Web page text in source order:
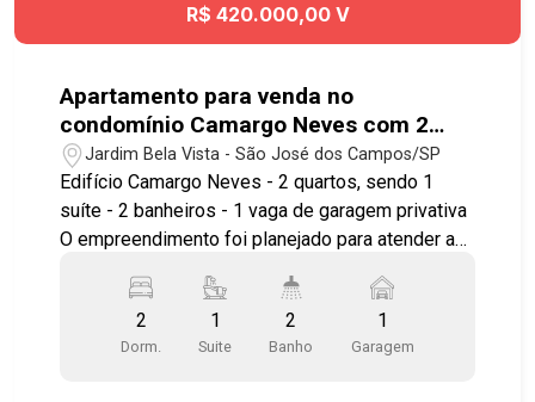
R$ 420.000,00 V
Apartamento para venda no
condomínio Camargo Neves com 2
quartos sendo 1 suíte - 86 m² - Jardim
Bela Vista - SJC
Jardim Bela Vista - São José dos Campos/SP
Edifício Camargo Neves - 2 quartos, sendo 1
suíte - 2 banheiros - 1 vaga de garagem privativa
O empreendimento foi planejado para atender ao
e fácil acesso aos principais pontos da cidade.
Destaques do Condomínio: - Elevador - Ambiente
tranquilo e familiar - Construção moderna -
2
Dorm.
1
Suite
2
Banho
1
Garagem